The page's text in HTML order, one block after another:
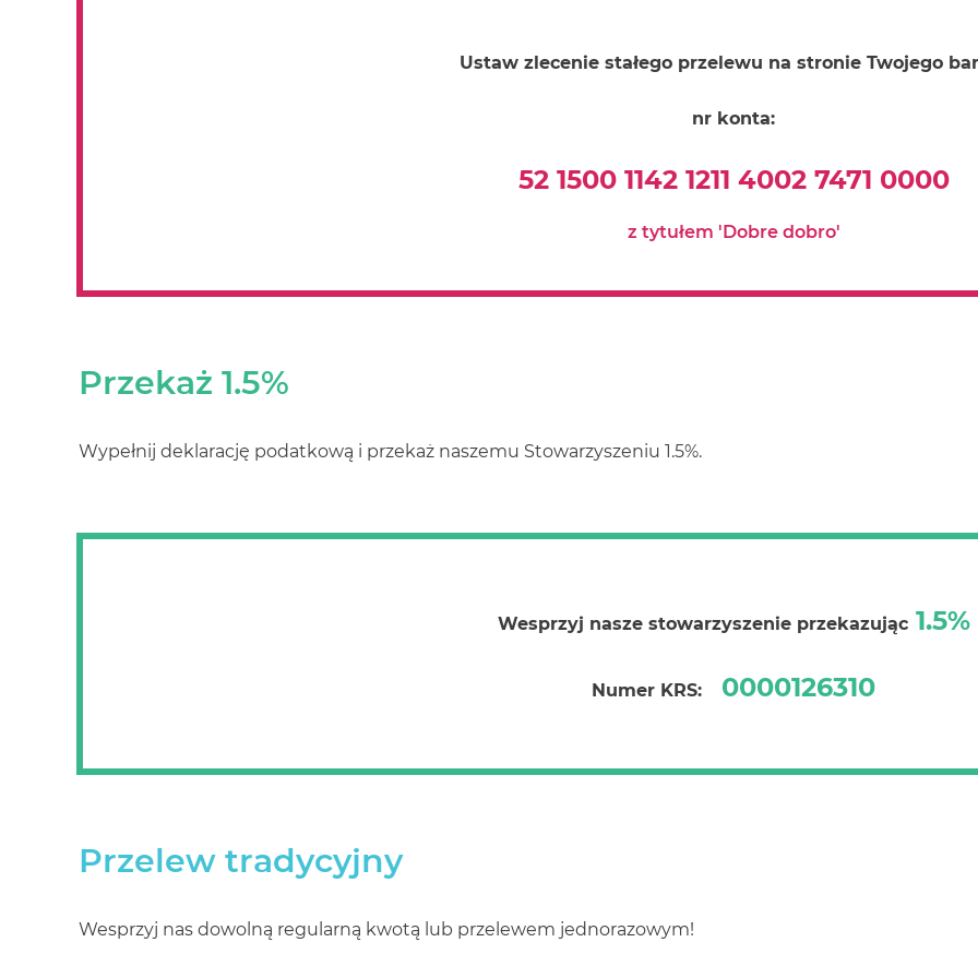
Ustaw zlecenie stałego przelewu na stronie Twojego
nr konta:
52 1500 1142 1211 4002 7471 0000
z tytułem 'Dobre dobro'
Przekaż 1.5%
Wypełnij deklarację podatkową i przekaż naszemu Stowarzyszeniu 1.5%.
Wesprzyj nasze stowarzyszenie przekazując 1.5%
Numer KRS: 0000126310
Przelew tradycyjny
Wesprzyj nas dowolną regularną kwotą lub przelewem jednorazowym!